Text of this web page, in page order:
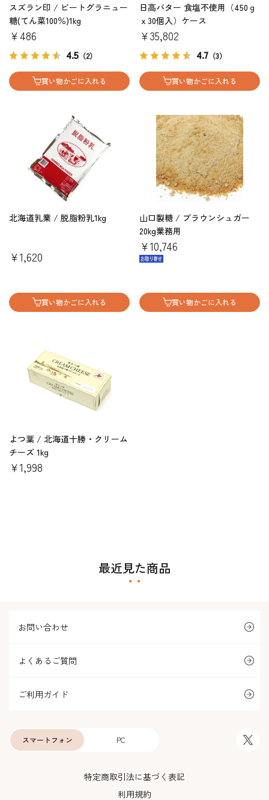
スズラン印 / ビートグラニュー
糖(てん菜100％)1kg
￥486
4.5 （2）
買い物かごに入れる
日高バター 食塩不使用（450ｇ
ｘ30個入）ケース
￥35,802
4.7 （3）
買い物かごに入れる
北海道乳業 / 脱脂粉乳1kg
￥1,620
買い物かごに入れる
山口製糖 / ブラウンシュガー
20kg業務用
￥10,746
買い物かごに入れる
よつ葉 / 北海道十勝・クリーム
チーズ 1kg
￥1,998
最近見た商品
お問い合わせ
よくあるご質問
ご利用ガイド
PC
スマートフォン
特定商取引法に基づく表記
利用規約